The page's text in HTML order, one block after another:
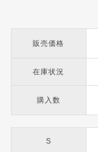
販売価格
在庫状況
購入数
S